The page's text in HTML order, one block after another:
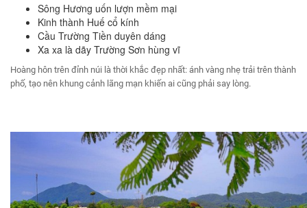
Sông Hương uốn lượn mềm mại
Kinh thành Huế cổ kính
Cầu Trường Tiền duyên dáng
Xa xa là dãy Trường Sơn hùng vĩ
Hoàng hôn trên đỉnh núi là thời khắc đẹp nhất: ánh vàng nhẹ trải trên thành
phố, tạo nên khung cảnh lãng mạn khiến ai cũng phải say lòng.